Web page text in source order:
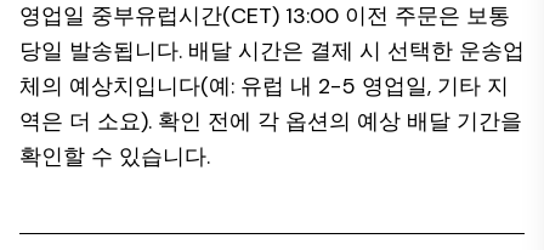
영업일 중부유럽시간(CET) 13:00 이전 주문은 보통
당일 발송됩니다. 배달 시간은 결제 시 선택한 운송업
체의 예상치입니다(예: 유럽 내 2-5 영업일, 기타 지
역은 더 소요). 확인 전에 각 옵션의 예상 배달 기간을
확인할 수 있습니다.